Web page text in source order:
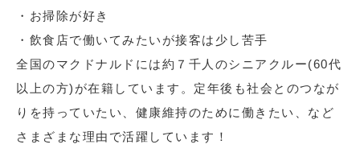
・お掃除が好き
・飲食店で働いてみたいが接客は少し苦手
全国のマクドナルドには約７千人のシニアクルー(60代
以上の方)が在籍しています。定年後も社会とのつなが
りを持っていたい、健康維持のために働きたい、など
さまざまな理由で活躍しています！